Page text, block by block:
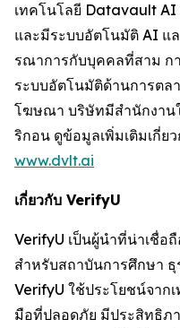
เทคโนโลยี Datavault
และมีระบบอัตโนมัติ AI แ
รณาการกับบุคคลที่สาม ก
ระบบอัตโนมัติด้านการตล
โฆษณา บริษัทมีสำนักงาน
ริกอน ดูข้อมูลเพิ่มเติมเกี่
www.dvlt.ai
เกี่ยวกับ VerifyU
VerifyU เป็นผู้นำที่น่าเชื่
สำหรับสถาบันการศึกษา ธุ
VerifyU ใช้ประโยชน์จาก
มือที่ปลอดภัย มีประสิทธิภ